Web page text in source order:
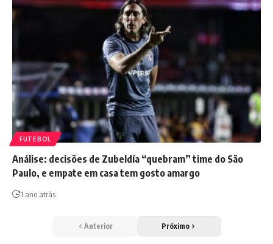
FUTEBOL
Análise: decisões de Zubeldía “quebram” time do São
Paulo, e empate em casa tem gosto amargo
1 ano atrás
Anterior Próximo